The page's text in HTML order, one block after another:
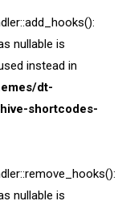
nullable is
instead in
dt-
shortcodes-
nullable is